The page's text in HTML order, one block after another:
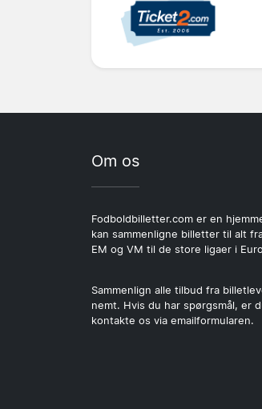
Om os
Fodboldbilletter.com er en
kan sammenligne billetter til alt
EM og VM til de store ligaer i
Sammenlign alle tilbud fra
nemt. Hvis du har spørgsmål, er
kontakte os via emailformularen.